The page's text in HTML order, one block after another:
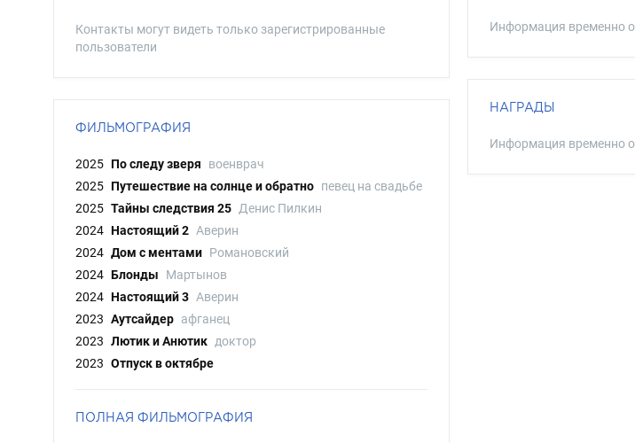
Контакты могут видеть только зарегистрированные
пользователи
ФИЛЬМОГРАФИЯ
2025 По следу зверя
военврач
2025 Путешествие на солнце и обратно певец на свадьбе
2025 Тайны следствия 25 Денис Пилкин
2024 Настоящий 2 Аверин
2024 Дом с ментами Романовский
2024 Блонды
Мартынов
2024 Настоящий 3 Аверин
2023 Аутсайдер афганец
2023 Лютик и Анютик доктор
2023 Отпуск в октябре
ПОЛНАЯ ФИЛЬМОГРАФИЯ
Информация временно
НАГРАДЫ
Информация временно